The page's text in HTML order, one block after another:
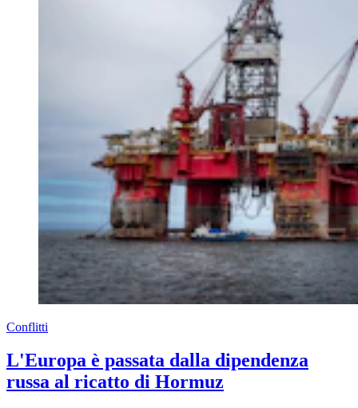
Conflitti
L'Europa è passata dalla dipendenza
russa al ricatto di Hormuz